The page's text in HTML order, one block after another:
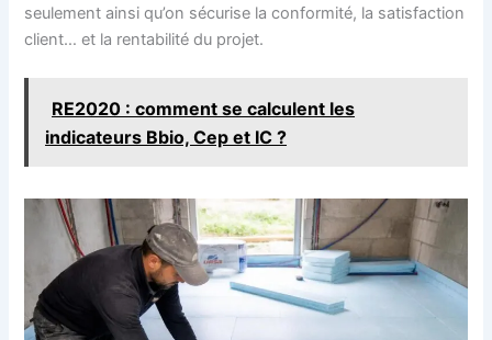
seulement ainsi qu’on sécurise la conformité, la satisfaction
client… et la rentabilité du projet.
RE2020 : comment se calculent les
indicateurs Bbio, Cep et IC ?